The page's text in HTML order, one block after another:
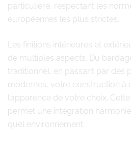
particulière, respectant les
européennes les plus strictes.
Les finitions intérieures et
de multiples aspects. Du
traditionnel, en passant par des
modernes, votre construction à
l’apparence de votre choix.
permet une intégration
quel environnement.